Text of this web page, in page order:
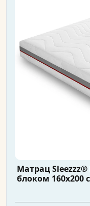
Матрац
блоком 160x200